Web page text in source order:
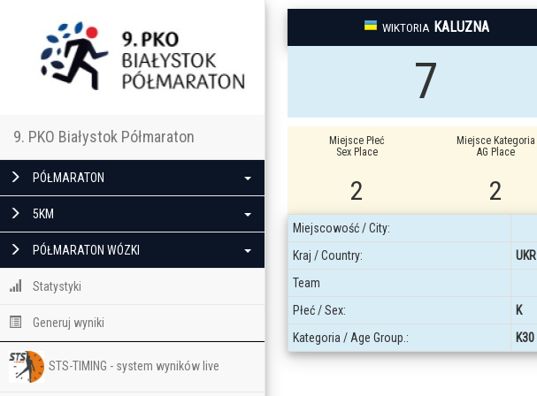
9. PKO Białystok Półmaraton
PÓŁMARATON
5KM
PÓŁMARATON WÓZKI
Statystyki
Generuj wyniki
STS-TIMING - system wyników live
WIKTORIA KALUZNA
7
Miejsce Płeć
Sex Place
2
Miejsce Kategoria
AG Place
2
Miejscowość / City:
Kraj / Country:
UKR
Team
Płeć / Sex:
K
Kategoria / Age Group.:
K30